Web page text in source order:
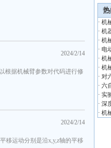
2024/2/14
根据机械臂参数对代码进行修
2024/2/14
移运动分别是沿x,y,z轴的平移
· 机
· 机
· 机
· 电
· 机
· 机
· 对
· 六
· 实
· 深
· 机